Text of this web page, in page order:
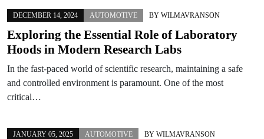
DECEMBER 14, 2024 AUTOMOTIVE BY WILMAVRANSON
Exploring the Essential Role of Laboratory
Hoods in Modern Research Labs
In the fast-paced world of scientific research, maintaining a safe
and controlled environment is paramount. One of the most
critical…
JANUARY 05, 2025 AUTOMOTIVE BY WILMAVRANSON